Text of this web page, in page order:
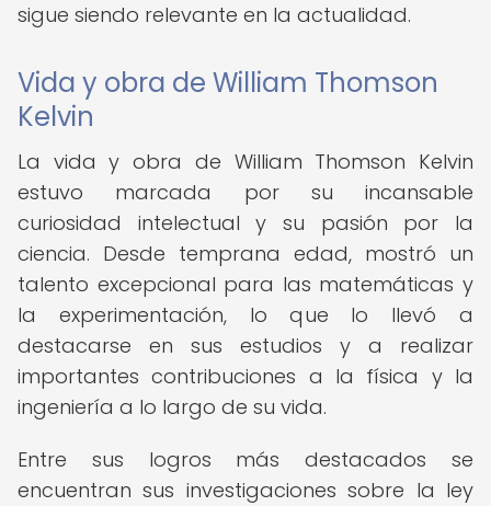
sigue siendo relevante en la actualidad.
Vida y obra de William Thomson
Kelvin
La vida y obra de William Thomson Kelvin
estuvo marcada por su incansable
curiosidad intelectual y su pasión por la
ciencia. Desde temprana edad, mostró un
talento excepcional para las matemáticas y
la experimentación, lo que lo llevó a
destacarse en sus estudios y a realizar
importantes contribuciones a la física y la
ingeniería a lo largo de su vida.
Entre sus logros más destacados se
encuentran sus investigaciones sobre la ley